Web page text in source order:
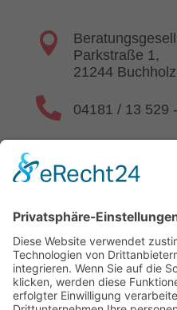

Parkstraße 1,
21244
 04181 / 13 529